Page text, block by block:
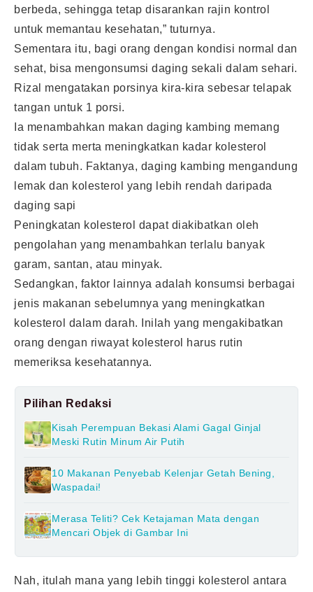
berbeda, sehingga tetap disarankan rajin kontrol
untuk memantau kesehatan,” tuturnya.
Sementara itu, bagi orang dengan kondisi normal dan
sehat, bisa mengonsumsi daging sekali dalam sehari.
Rizal mengatakan porsinya kira-kira sebesar telapak
tangan untuk 1 porsi.
Ia menambahkan makan daging kambing memang
tidak serta merta meningkatkan kadar kolesterol
dalam tubuh. Faktanya, daging kambing mengandung
lemak dan kolesterol yang lebih rendah daripada
daging sapi
Peningkatan kolesterol dapat diakibatkan oleh
pengolahan yang menambahkan terlalu banyak
garam, santan, atau minyak.
Sedangkan, faktor lainnya adalah konsumsi berbagai
jenis makanan sebelumnya yang meningkatkan
kolesterol dalam darah. Inilah yang mengakibatkan
orang dengan riwayat kolesterol harus rutin
memeriksa kesehatannya.
Pilihan Redaksi
Kisah Perempuan Bekasi Alami Gagal Ginjal
Meski Rutin Minum Air Putih
10 Makanan Penyebab Kelenjar Getah Bening,
Waspadai!
Merasa Teliti? Cek Ketajaman Mata dengan
Mencari Objek di Gambar Ini
Nah, itulah mana yang lebih tinggi kolesterol antara